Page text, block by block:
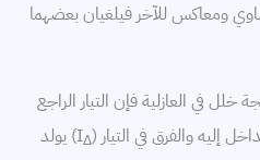
ومعاكس للآخر فيلغيان بعضهما
في العازلية فإن التيار الراجع
Δ ) يولد